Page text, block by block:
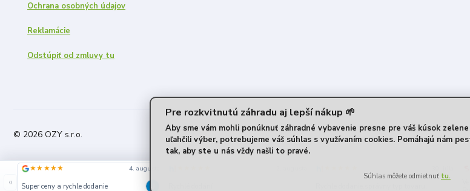
Ochrana osobných údajov
Reklamácie
Odstúpiť od zmluvy tu
© 2026 OZY s.r.o.
Pre rozkvitnutú záhradu aj lepší nákup 🌱
Aby sme vám mohli ponúknuť záhradné vybavenie presne pre váš kúsok zelene
uľahčili výber, potrebujeme váš súhlas s využívaním cookies. Pomáhajú nám
tak, aby ste u nás vždy našli to pravé.
«
★★★★★ 4. augusta
Super ceny a rychle dodanie